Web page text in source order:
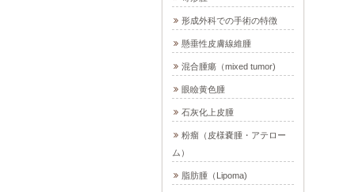
形成外科での手術の特徴
懸垂性皮膚線維腫
混合腫瘍（mixed tumor)
眼瞼黄色腫
石灰化上皮腫
粉瘤（皮様嚢腫・アテロー
ム）
脂肪腫（Lipoma)